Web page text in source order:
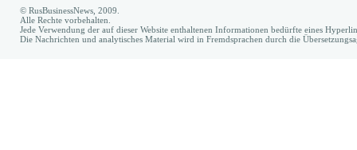
© RusBusinessNews, 2009.
Alle Rechte vorbehalten.
Jede Verwendung der auf dieser Website enthaltenen Informationen bedürfte eines
Die Nachrichten und analytisches Material wird in Fremdsprachen durch die